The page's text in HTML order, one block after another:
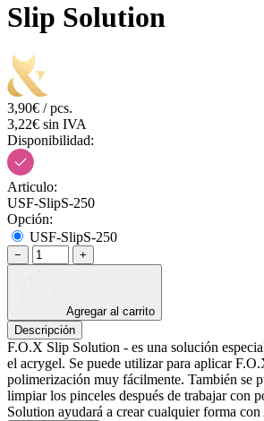
Slip Solution
3,90€ / pcs.
3,22€ sin IVA
Disponibilidad:
Articulo:
USF-SlipS-250
Opción:
USF-SlipS-250
− +
Agregar al carrito
Descripción
F.O.X Slip Solution - es una solución
el acrygel. Se puede utilizar para aplicar
polimerización muy fácilmente. También se
limpiar los pinceles después de trabajar con
Solution ayudará a crear cualquier forma